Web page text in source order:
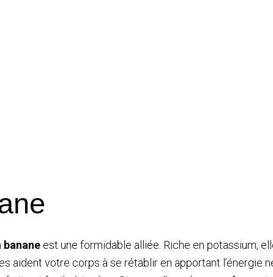
banane est une formidable alliée. Riche en potassium,
aident votre corps à se rétablir en apportant l’énergie